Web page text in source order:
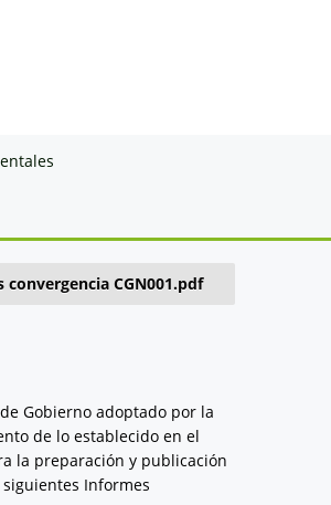
CGN001.pdf
Gobierno adoptado por la
de lo establecido en el
la preparación y publicación
Informes